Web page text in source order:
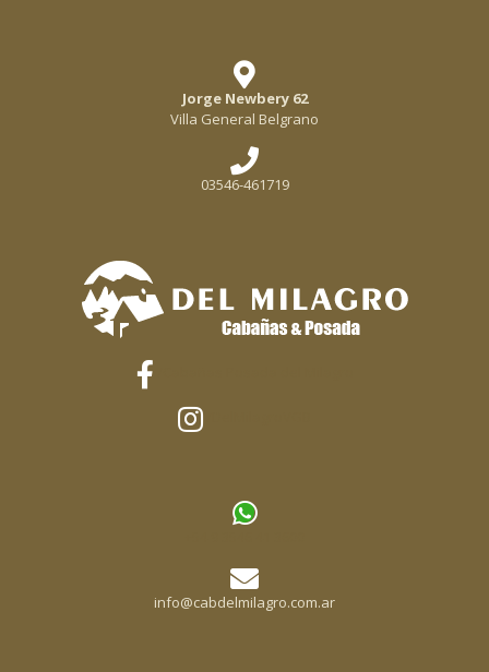
Jorge Newbery 62
Villa General Belgrano
03546-461719
info@cabdelmilagro.com.ar